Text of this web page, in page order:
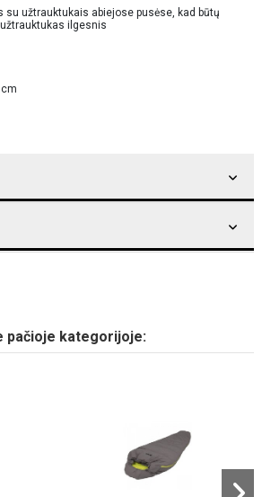
su užtrauktukais abiejose pusėse, kad būtų
ilgesnis
pačioje kategorijoje: